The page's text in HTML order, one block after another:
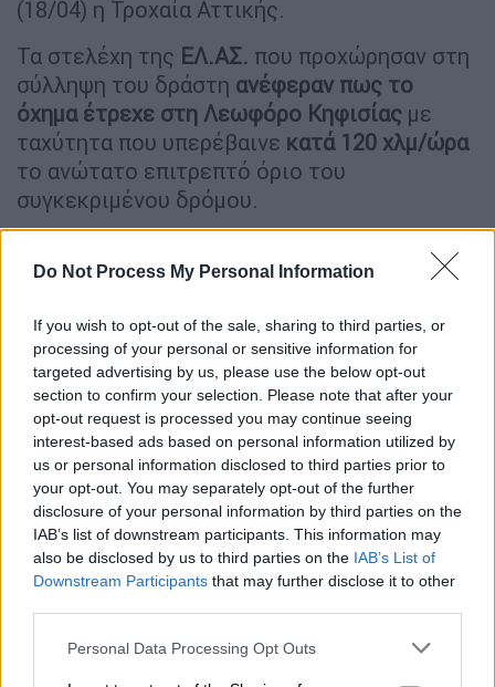
Do Not Process My Personal Information
If you wish to opt-out of the sale, sharing to third parties, or
processing of your personal or sensitive information for
targeted advertising by us, please use the below opt-out
section to confirm your selection. Please note that after your
opt-out request is processed you may continue seeing
interest-based ads based on personal information utilized by
us or personal information disclosed to third parties prior to
your opt-out. You may separately opt-out of the further
disclosure of your personal information by third parties on the
IAB’s list of downstream participants. This information may
also be disclosed by us to third parties on the IAB’s List of
Downstream Participants that may further disclose it to other
Please note that this website/app uses one or more Google
Personal Data Processing Opt Outs
(18/04) η Τροχαία Αττικής.
Τα στελέχη της ΕΛ.ΑΣ. που προχώρησαν στη
σύλληψη του δράστη ανέφεραν πως το
όχημα έτρεχε στη Λεωφόρο Κηφισίας με
ταχύτητα που υπερέβαινε κατά 120 χλμ/ώρα
το ανώτατο επιτρεπτό όριο του
συγκεκριμένου δρόμου.
ΔΙΑΒΑΣΤΕ ΕΠΙΣΗΣ
Θρίλερ με τη νεκρή στο κέντρο της
Αθήνας: Τα κρίσιμα «τυφλά» λεπτά -
Τα δύο σενάρια που εξετάζονται
Lifestyle|18.04.2026 14:01
Τάσος Κωστής για τον καρκίνο:
«Ανέβηκα τον Γολγοθά, πάλεψα με
θεραπείες και πλέον είμαστε
ισοπαλία»